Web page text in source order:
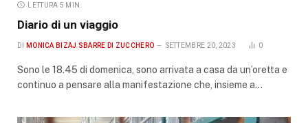
LETTURA 5 MIN.
Diario di un viaggio
DI MONICA BIZAJ SBARRE DI ZUCCHERO SETTEMBRE 20, 2023 0
Sono le 18.45 di domenica, sono arrivata a casa da un’oretta e
continuo a pensare alla manifestazione che, insieme a…